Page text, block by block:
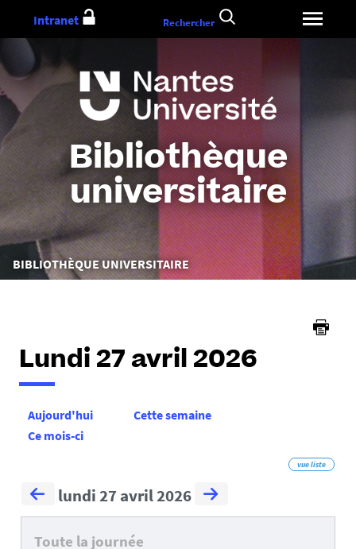
au
Bibliothèque
universitaire
Vous
êtes
BIBLIOTHÈQUE UNIVERSITAIRE
Intranet Rechercher
Lundi 27 avril 2026
Aujourd'hui
Cette semaine
Ce mois-ci
vue liste
lundi 27 avril 2026
Toute la journée